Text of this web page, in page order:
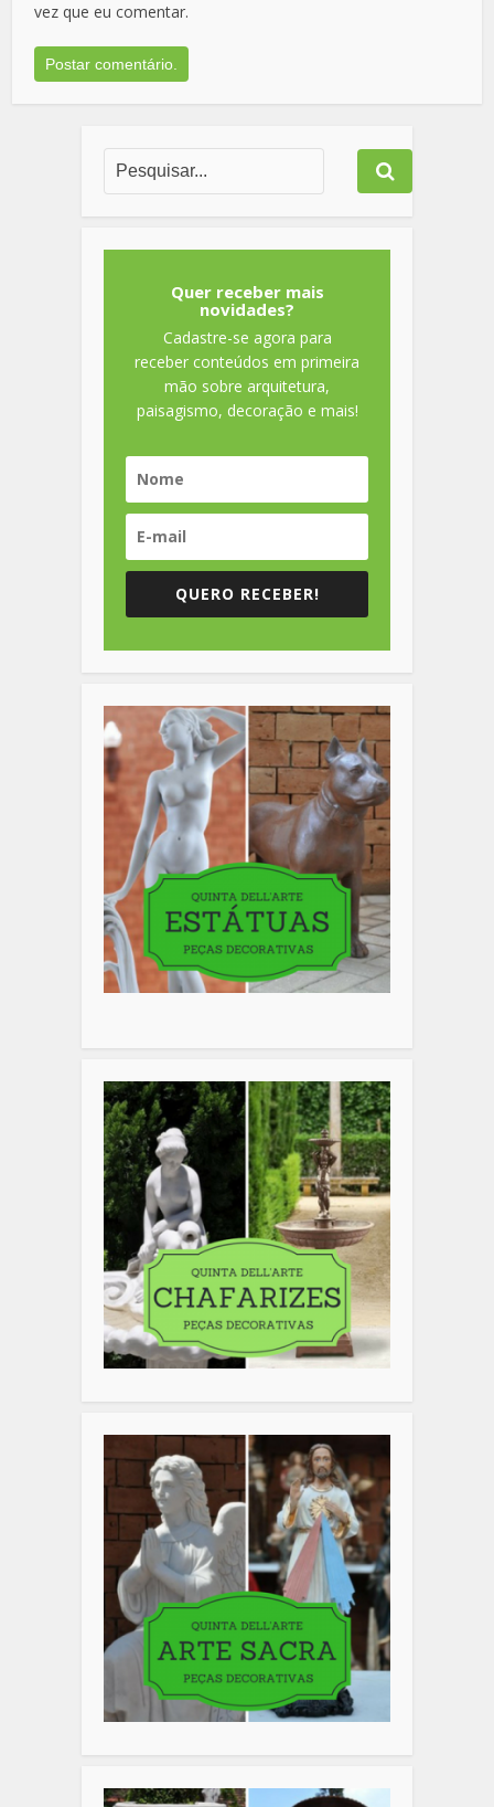
vez que eu comentar.
Quer receber mais
novidades?
Cadastre-se agora para
receber conteúdos em primeira
mão sobre arquitetura,
paisagismo, decoração e mais!
QUERO RECEBER!